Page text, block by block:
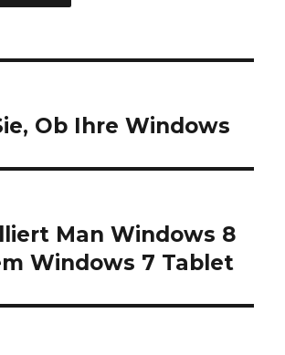
Ob Ihre Windows
Man Windows 8
Windows 7 Tablet